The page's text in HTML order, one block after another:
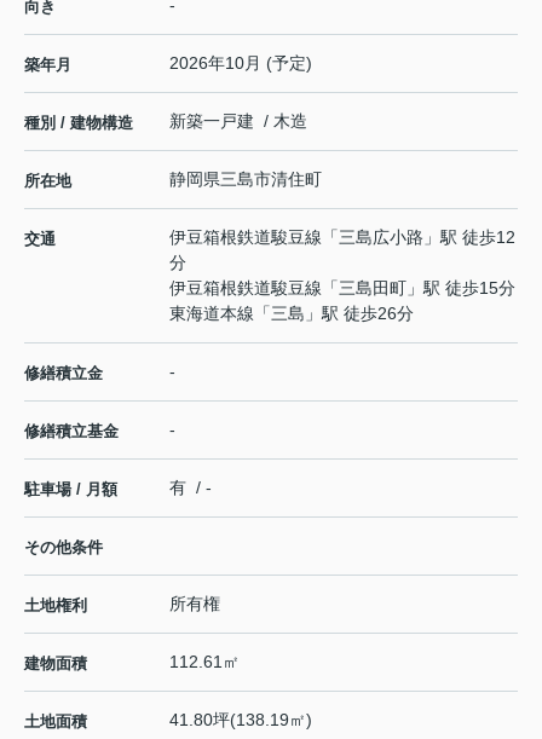
向き -
築年月 2026年10月 (予定)
種別 / 建物構造 新築一戸建 / 木造
所在地 静岡県三島市清住町
交通 伊豆箱根鉄道駿豆線 「三島広小路 」駅 徒歩12
分
伊豆箱根鉄道駿豆線 「三島田町 」駅 徒歩15分
東海道本線 「三島 」駅 徒歩26分
修繕積立金 -
修繕積立基金 -
駐車場 / 月額 有 / -
その他条件
土地権利 所有権
建物面積 112.61㎡
土地面積 41.80坪(138.19㎡)